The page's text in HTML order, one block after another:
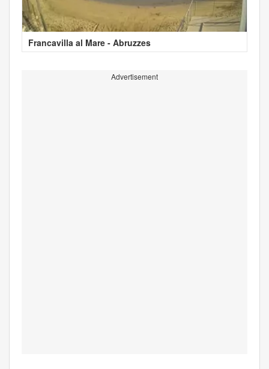
Francavilla al Mare - Abruzzes
Advertisement